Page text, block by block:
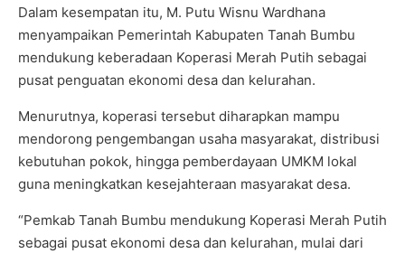
Dalam kesempatan itu, M. Putu Wisnu Wardhana
menyampaikan Pemerintah Kabupaten Tanah Bumbu
mendukung keberadaan Koperasi Merah Putih sebagai
pusat penguatan ekonomi desa dan kelurahan.
Menurutnya, koperasi tersebut diharapkan mampu
mendorong pengembangan usaha masyarakat, distribusi
kebutuhan pokok, hingga pemberdayaan UMKM lokal
guna meningkatkan kesejahteraan masyarakat desa.
“Pemkab Tanah Bumbu mendukung Koperasi Merah Putih
sebagai pusat ekonomi desa dan kelurahan, mulai dari